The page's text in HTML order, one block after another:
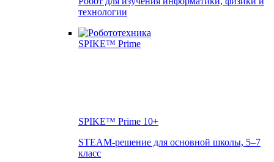
технологии
SPIKE™ Prime 10+
STEAM-решение для основной школы, 5–7
класс